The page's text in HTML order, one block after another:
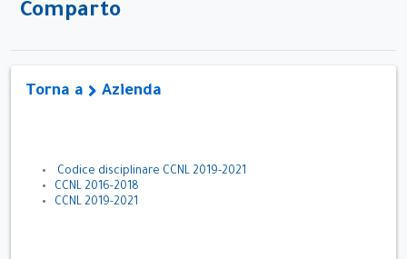
Comparto
Torna a Azienda
Codice disciplinare CCNL 2019-2021
CCNL 2016-2018
CCNL 2019-2021